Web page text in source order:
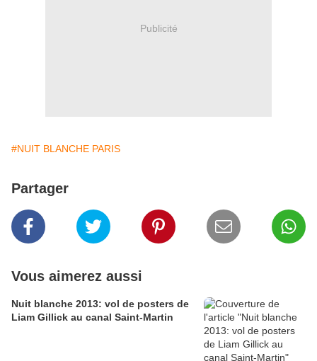
Publicité
#NUIT BLANCHE PARIS
Partager
Vous aimerez aussi
Nuit blanche 2013: vol de posters de
Liam Gillick au canal Saint-Martin